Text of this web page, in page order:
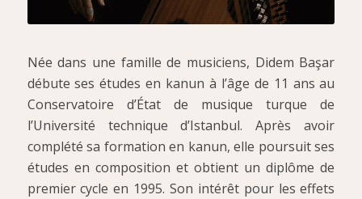
Née dans une famille de musiciens, Didem Başar
débute ses études en kanun à l’âge de 11 ans au
Conservatoire d’État de musique turque de
l’Université technique d’Istanbul. Après avoir
complété sa formation en kanun, elle poursuit ses
études en composition et obtient un diplôme de
premier cycle en 1995. Son intérêt pour les effets